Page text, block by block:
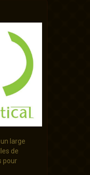
large
de
pour